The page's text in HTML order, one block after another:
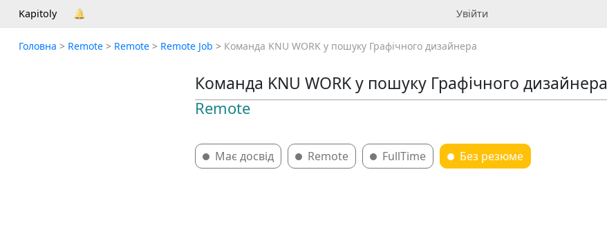
Kapitoly 🔔 Увійти
Головна > Remote > Remote > Remote Job > Команда KNU WORK у пошуку Графічного дизайнера
Команда KNU WORK у пошуку Графічного дизайнера
Remote
Має досвід Remote FullTime Без резюме